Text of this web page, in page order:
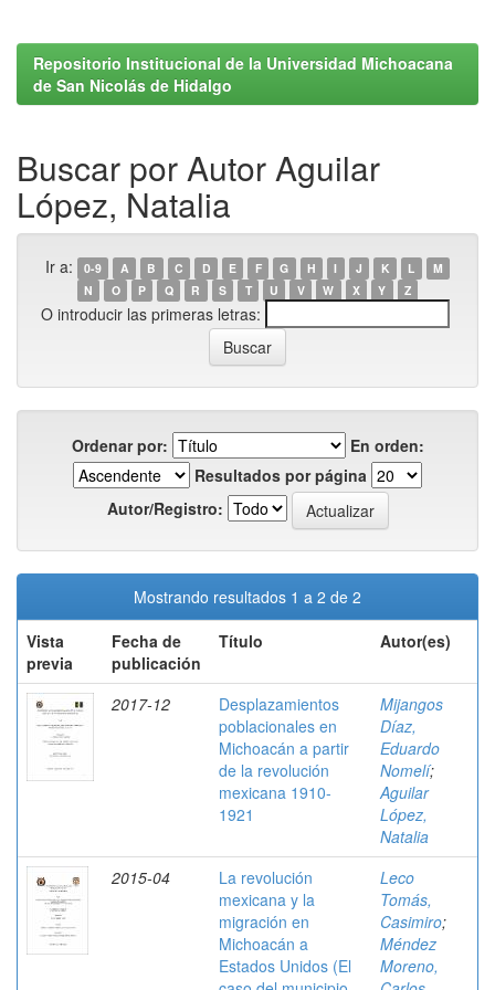
Repositorio Institucional de la Universidad Michoacana
de San Nicolás de Hidalgo
Buscar por Autor Aguilar
López, Natalia
Ir a: 0-9 A B C D E F G H I J K L
M
N
O P Q R S T U V W X Y Z
O introducir las primeras letras:
Ordenar por:
En orden:
Resultados por página
Autor/Registro:
Mostrando resultados 1 a 2 de 2
Vista
previa
Fecha de
publicación
Título Autor(es)
2017-12
Desplazamientos
poblacionales en
Michoacán a partir
de la revolución
mexicana 1910-
1921
Mijangos
Díaz,
Eduardo
Nomelí;
Aguilar
López,
Natalia
2015-04
La revolución
mexicana y la
migración en
Michoacán a
Estados Unidos (El
Leco
Tomás,
Casimiro;
Méndez
Moreno,